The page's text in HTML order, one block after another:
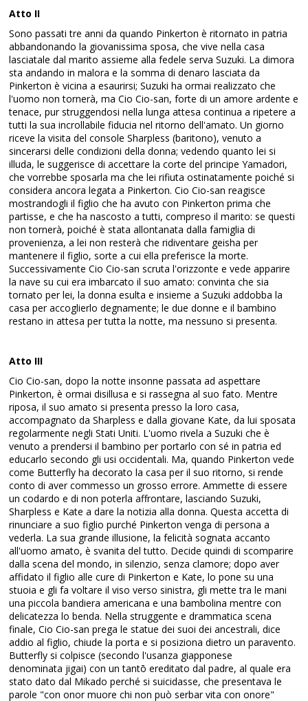
Atto II
Sono passati tre anni da quando Pinkerton è ritornato in patria
abbandonando la giovanissima sposa, che vive nella casa
lasciatale dal marito assieme alla fedele serva Suzuki. La dimora
sta andando in malora e la somma di denaro lasciata da
Pinkerton è vicina a esaurirsi; Suzuki ha ormai realizzato che
l'uomo non tornerà, ma Cio Cio-san, forte di un amore ardente e
tenace, pur struggendosi nella lunga attesa continua a ripetere a
tutti la sua incrollabile fiducia nel ritorno dell'amato. Un giorno
riceve la visita del console Sharpless (baritono), venuto a
sincerarsi delle condizioni della donna; vedendo quanto lei si
illuda, le suggerisce di accettare la corte del principe Yamadori,
che vorrebbe sposarla ma che lei rifiuta ostinatamente poiché si
considera ancora legata a Pinkerton. Cio Cio-san reagisce
mostrandogli il figlio che ha avuto con Pinkerton prima che
partisse, e che ha nascosto a tutti, compreso il marito: se questi
non tornerà, poiché è stata allontanata dalla famiglia di
provenienza, a lei non resterà che ridiventare geisha per
mantenere il figlio, sorte a cui ella preferisce la morte.
Successivamente Cio Cio-san scruta l'orizzonte e vede apparire
la nave su cui era imbarcato il suo amato: convinta che sia
tornato per lei, la donna esulta e insieme a Suzuki addobba la
casa per accoglierlo degnamente; le due donne e il bambino
restano in attesa per tutta la notte, ma nessuno si presenta.
Atto III
Cio Cio-san, dopo la notte insonne passata ad aspettare
Pinkerton, è ormai disillusa e si rassegna al suo fato. Mentre
riposa, il suo amato si presenta presso la loro casa,
accompagnato da Sharpless e dalla giovane Kate, da lui sposata
regolarmente negli Stati Uniti. L'uomo rivela a Suzuki che è
venuto a prendersi il bambino per portarlo con sé in patria ed
educarlo secondo gli usi occidentali. Ma, quando Pinkerton vede
come Butterfly ha decorato la casa per il suo ritorno, si rende
conto di aver commesso un grosso errore. Ammette di essere
un codardo e di non poterla affrontare, lasciando Suzuki,
Sharpless e Kate a dare la notizia alla donna. Questa accetta di
rinunciare a suo figlio purché Pinkerton venga di persona a
vederla. La sua grande illusione, la felicità sognata accanto
all'uomo amato, è svanita del tutto. Decide quindi di scomparire
dalla scena del mondo, in silenzio, senza clamore; dopo aver
affidato il figlio alle cure di Pinkerton e Kate, lo pone su una
stuoia e gli fa voltare il viso verso sinistra, gli mette tra le mani
una piccola bandiera americana e una bambolina mentre con
delicatezza lo benda. Nella struggente e drammatica scena
finale, Cio Cio-san prega le statue dei suoi dei ancestrali, dice
addio al figlio, chiude la porta e si posiziona dietro un paravento.
Butterfly si colpisce (secondo l'usanza giapponese
denominata jigai) con un tantō ereditato dal padre, al quale era
stato dato dal Mikado perché si suicidasse, che presentava le
parole "con onor muore chi non può serbar vita con onore"